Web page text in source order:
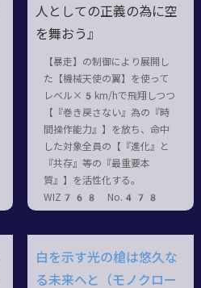
人としての正義の為に空
を舞おう』
【暴走】の制御により展開し
た【機械天使の翼】を使って
レベル×5km/hで飛翔しつつ
【『巻き戻さない』為の『時
間操作能力』】を放ち、命中
した対象全員の【『進化』と
『共存』等の『最重要本
質』】を活性化する。
WIZ768 No.478
白を示す光の槍は悠久な
る未来へと（モノクロー